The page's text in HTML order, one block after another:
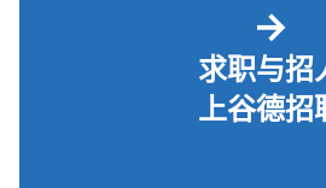
→
求职与招
上谷德招